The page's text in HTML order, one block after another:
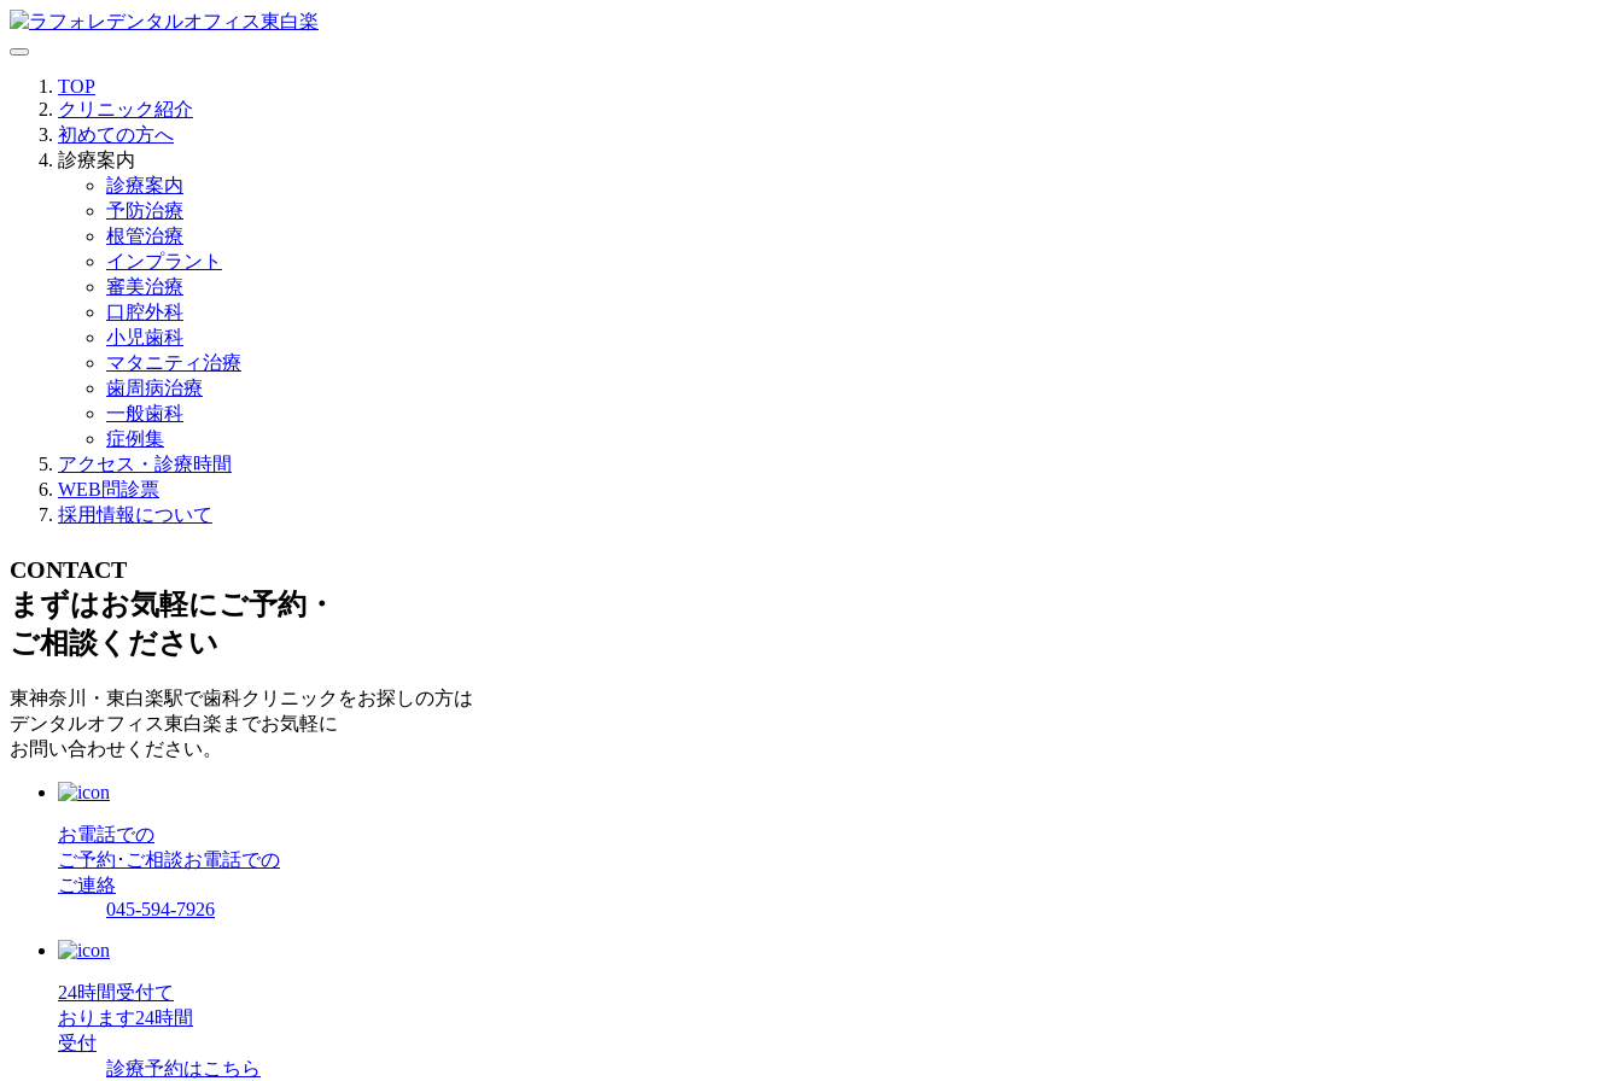
TOP
クリニック紹介
初めての方へ
診療案内
診療案内
予防治療
根管治療
インプラント
審美治療
口腔外科
小児歯科
マタニティ治療
歯周病治療
一般歯科
症例集
アクセス・診療時間
WEB問診票
採用情報について
CONTACT
まずはお気軽にご予約・
ご相談ください
東神奈川・東白楽駅で歯科クリニックをお探しの方は
デンタルオフィス東白楽までお気軽に
お問い合わせください。
お電話での
ご予約･ご相談お電話での
ご連絡
045-594-7926
24時間受付て
おります24時間
受付
診療予約はこちら